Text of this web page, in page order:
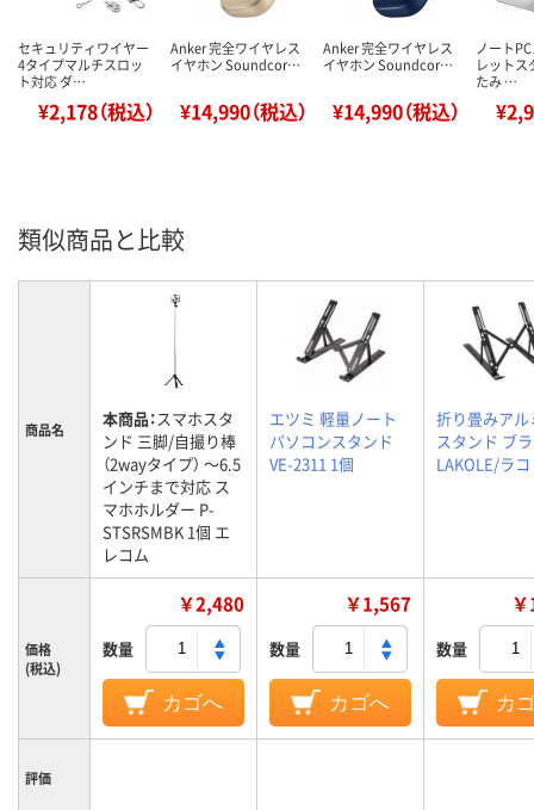
セキュリティワイヤー
4タイプマルチスロッ
ト対応 ダ…
¥2,178（税込）
Anker 完全ワイヤレス
イヤホン Soundcor…
¥14,990（税込）
Anker 完全ワイヤレス
イヤホン Soundcor…
¥14,990（税込）
ノート
レットス
たみ …
類似商品と比較
商品名 本商品：スマホスタ
ンド 三脚/自撮り棒
（2wayタイプ） ～6.5
インチまで対応 ス
マホホルダー P-
STSRSMBK 1個 エ
レコム
エツミ 軽量ノート
パソコンスタンド
VE-2311 1個
折り畳みアル
スタンド ブ
LAKOLE/ラ
価格
(税込)
￥2,480
数量
カゴへ
￥1,567
数量
カゴへ
数量
カ
評価